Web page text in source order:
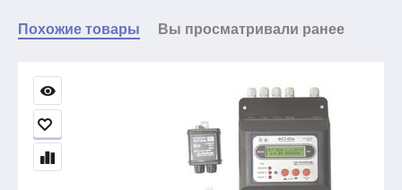
Похожие товары Вы просматривали ранее